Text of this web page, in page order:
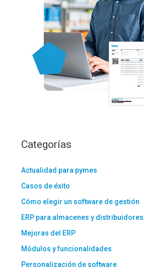
Categorías
Actualidad para pymes
Casos de éxito
Cómo elegir un software de gestión
ERP para almacenes y distribuidores
Mejoras del ERP
Módulos y funcionalidades
Personalización de software